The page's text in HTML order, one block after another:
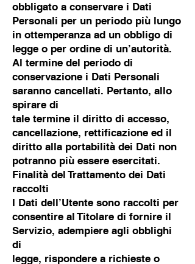
obbligato a conservare i Dati
Personali per un periodo più lungo
in ottemperanza ad un obbligo di
legge o per ordine di un’autorità.
Al termine del periodo di
conservazione i Dati Personali
saranno cancellati. Pertanto, allo
spirare di
tale termine il diritto di accesso,
cancellazione, rettificazione ed il
diritto alla portabilità dei Dati non
potranno più essere esercitati.
Finalità del Trattamento dei Dati
raccolti
I Dati dell’Utente sono raccolti per
consentire al Titolare di fornire il
Servizio, adempiere agli obblighi
di
legge, rispondere a richieste o